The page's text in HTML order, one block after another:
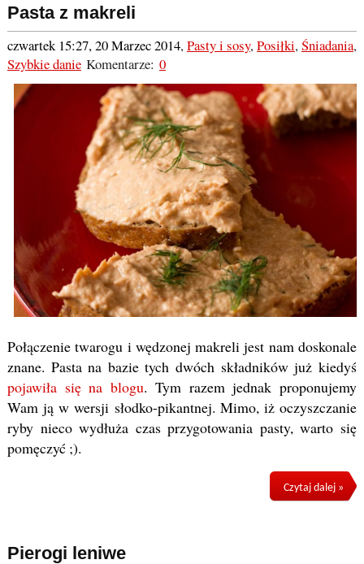
Pasta z makreli
czwartek 15:27, 20 Marzec 2014,Pasty i sosy,Posiłki,Śniadania,
Szybkie danieKomentarze: 0
Połączenie twarogu i wędzonej makreli jest nam doskonale
znane. Pasta na bazie tych dwóch składników już kiedyś
pojawiła się na blogu. Tym razem jednak proponujemy
Wam ją w wersji słodko-pikantnej. Mimo, iż oczyszczanie
ryby nieco wydłuża czas przygotowania pasty, warto się
pomęczyć ;).
Czytaj dalej »
Pierogi leniwe